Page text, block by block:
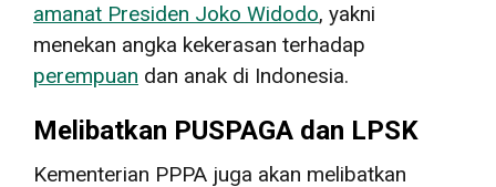
amanat Presiden Joko Widodo, yakni
menekan angka kekerasan terhadap
perempuan dan anak di Indonesia.
Melibatkan PUSPAGA dan LPSK
Kementerian PPPA juga akan melibatkan